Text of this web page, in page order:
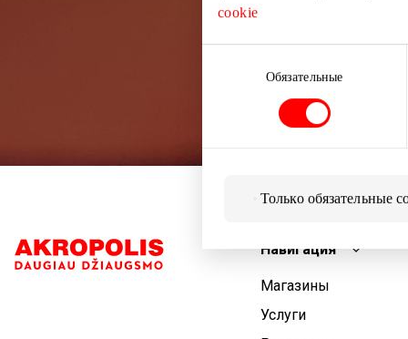
cookie
Обязательные
Только обязательные
Навигация
Магазины
Услуги